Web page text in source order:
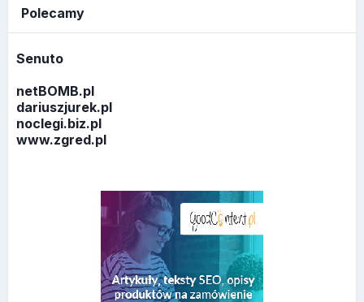
Polecamy
Senuto
netBOMB.pl
dariuszjurek.pl
noclegi.biz.pl
www.zgred.pl